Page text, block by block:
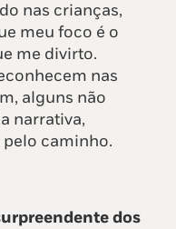
nas crianças,
meu foco é o
me divirto.
nas
alguns não
narrativa,
caminho.
dos